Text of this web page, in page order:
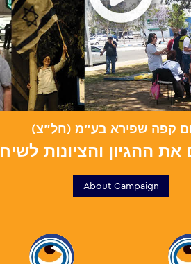
קפה שפירא בע"מ (חל"צ)
ההגיון והציונות לשיח
About Campaign